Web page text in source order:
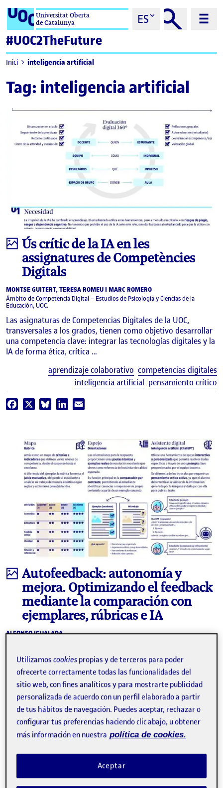
Saltar al contenidoUniversitat Oberta
de Catalunya
ES
#UOC2TheFuture
Inici inteligencia artificial
Tag: inteligencia artificial
Infografía
Ús crític de la IA en les
assignatures de Competències
Digitals
MONTSE GUITERT, TERESA ROMEU I MARC ROMERO
Ámbito de Competencia Digital – Estudios de Psicología y Ciencias de la
Educación, UOC.
Las asignaturas de Competencias Digitales de la UOC,
transversales a los grados, tienen como objetivo desarrollar
una competencia clave: integrar las tecnologías digitales y la
IA de forma ética, crítica …
aprendizaje colaborativo competencias digitales
inteligencia artificial pensamiento crítico
Facebook BlueskyLinkedIn
Infografía
Autofeedback: autonomía y
mejora. Optimizando el feedback
mediante la comparación con
ejemplares, rúbricas e IA
ALFONSO IGUALADA
Esta experiencia se aplica a la asignatura de evaluación del
lenguaje del máster de Dificultades del Lenguaje y
Trastornos del Aprendizaje (UOC). Concretamente, se ha
implementado en el reto ¿Cómo …
autoregulación feedback inteligencia artificial rúbricas
Facebook
X Bluesky
Utilizamoscookies propias y de terceros para poder
ofrecerte correctamente todas las funcionalidades del
sitio web, con fines analíticos y para mostrarte publicidad
personalizada de acuerdo con un perfil elaborado a partir
de tus hábitos de navegación. Puedes aceptar, rechazar o
configurar tus preferencias haciendo clic abajo, u obtener
más información en nuestra política de cookies.
Aceptar